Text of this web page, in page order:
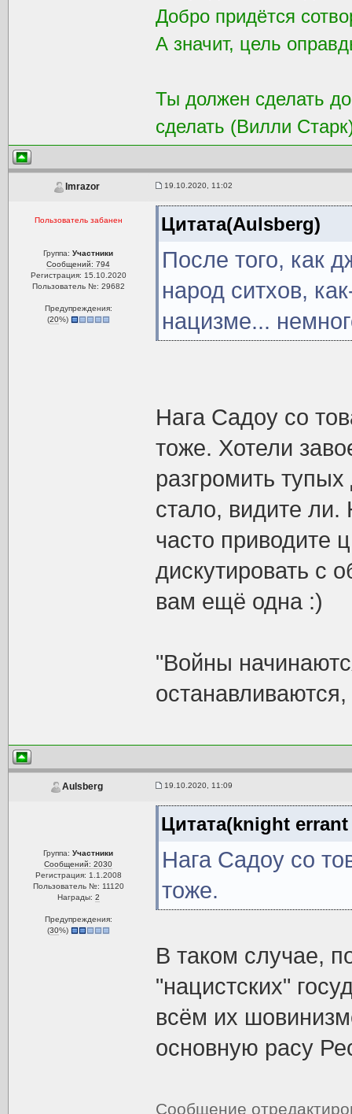
Добро придётся
А значит, цель
Ты должен сделать
сделать (Вилли
Imrazor 19.10.2020, 11:02
Пользователь забанен
Группа:Участники
Сообщений: 794
Регистрация: 15.10.2020
Пользователь №: 29682
Предупреждения:
(20%)
Цитата(Aulsberg)
После того, как
народ ситхов,
нацизме...
Нага Садоу со
тоже. Хотели
разгромить
стало, видите
часто приводите
дискутировать с
вам ещё одна :)
"Войны
останавливаются,
Aulsberg 19.10.2020, 11:09
Группа:Участники
Сообщений: 2030
Регистрация: 1.1.2008
Пользователь №: 11120
Награды: 2
Предупреждения:
(30%)
Цитата(knight errant
Нага Садоу со
тоже.
В таком случае,
"нацистских"
всём их
основную расу
Сообщение